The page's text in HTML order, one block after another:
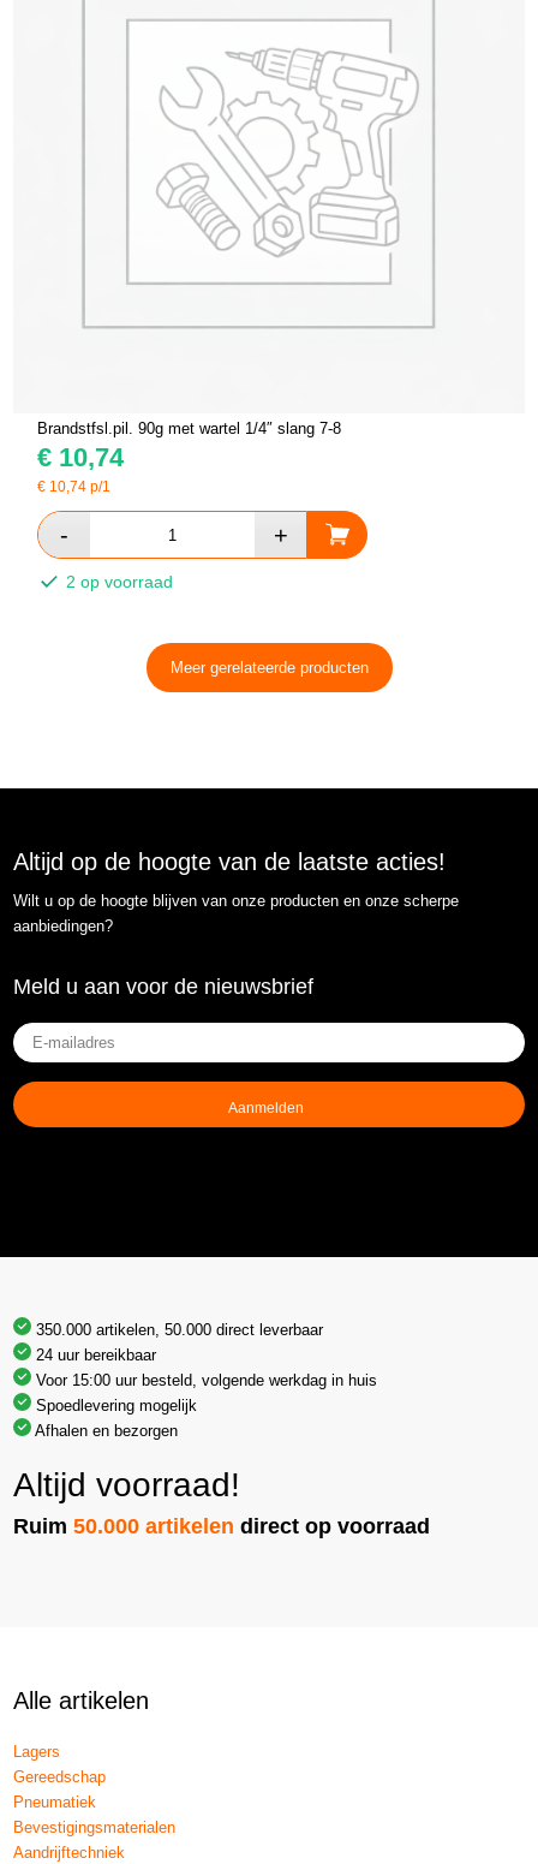
Brandstfsl.pil. 90g met wartel 1/4″ slang 7-8
€ 10,74
€ 10,74 p/1
2 op voorraad
Meer gerelateerde producten
Altijd op de hoogte van de laatste acties!
Wilt u op de hoogte blijven van onze producten en onze scherpe
aanbiedingen?
Meld u aan voor de nieuwsbrief
E-
mailadres
(Vereist)
350.000 artikelen, 50.000 direct leverbaar
24 uur bereikbaar
Voor 15:00 uur besteld, volgende werkdag in huis
Spoedlevering mogelijk
Afhalen en bezorgen
Altijd voorraad!
Ruim50.000 artikelen direct op voorraad
Alle artikelen
Lagers
Gereedschap
Pneumatiek
Bevestigingsmaterialen
Aandrijftechniek